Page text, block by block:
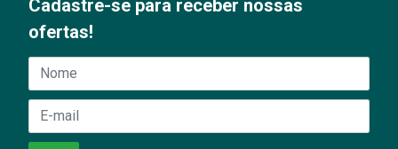
Cadastre-se para receber nossas
ofertas!